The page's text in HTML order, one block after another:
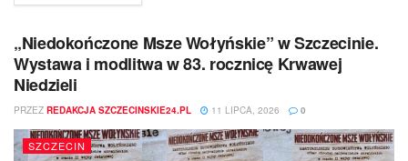
„Niedokończone Msze Wołyńskie” w Szczecinie.
Wystawa i modlitwa w 83. rocznicę Krwawej
Niedzieli
PRZEZ REDAKCJA SZCZECINSKIE24.PL 11 LIPCA, 2026 0
SZCZECIN